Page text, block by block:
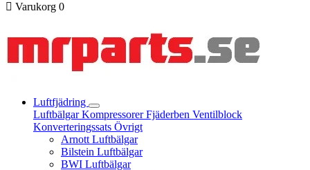
 Varukorg 0
Luftfjädring
LuftbälgarKompressorerFjäderben Ventilblock
Konverteringssats Övrigt
Arnott Luftbälgar
Bilstein Luftbälgar
BWI Luftbälgar